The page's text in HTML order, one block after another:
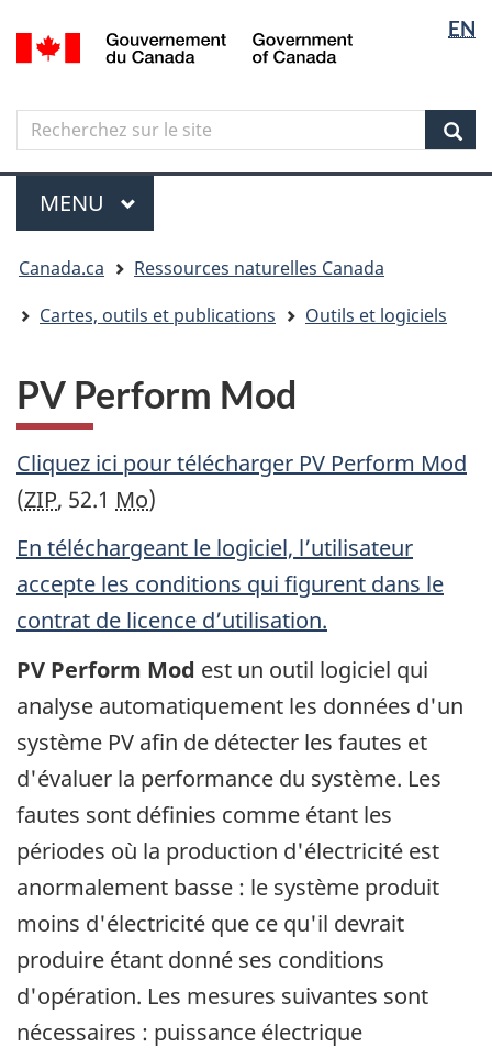
Aller
au
principal
Skip
to
government"
Passer
à
version
simplifiée
langue
EN
Canada
Search
Recherchez
sur
le
site
Menu
MENU PRINCIPAL
êtes
ici
Canada.ca
Ressources naturelles Canada
Cartes, outils et publications
Outils et logiciels
PV Perform Mod
Cliquez ici pour télécharger PV Perform Mod
(ZIP, 52.1 Mo)
En téléchargeant le logiciel, l’utilisateur
accepte les conditions qui figurent dans le
contrat de licence d’utilisation.
PV Perform Mod est un outil logiciel qui
analyse automatiquement les données d'un
système PV afin de détecter les fautes et
d'évaluer la performance du système. Les
fautes sont définies comme étant les
périodes où la production d'électricité est
anormalement basse : le système produit
moins d'électricité que ce qu'il devrait
produire étant donné ses conditions
d'opération. Les mesures suivantes sont
nécessaires : puissance électrique